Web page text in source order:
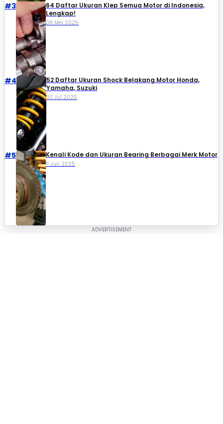
#3
64 Daftar Ukuran Klep Semua Motor di Indonesia,
Lengkap!
08 Mei 2025
#4
52 Daftar Ukuran Shock Belakang Motor Honda,
Yamaha, Suzuki​
30 Jul 2025
#5 Kenali Kode dan Ukuran Bearing Berbagai Merk Motor
11 Jun 2025